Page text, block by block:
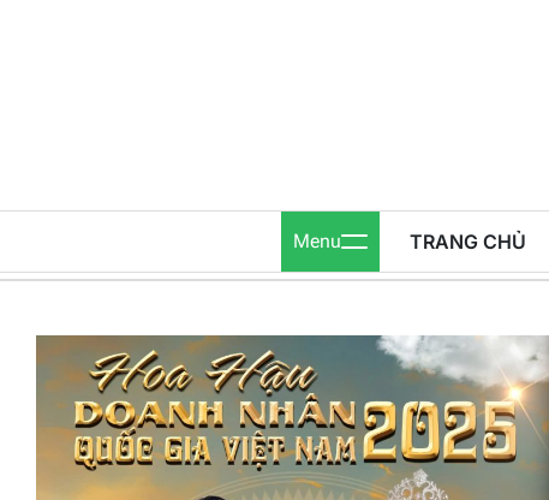
Menu TRANG CHỦ